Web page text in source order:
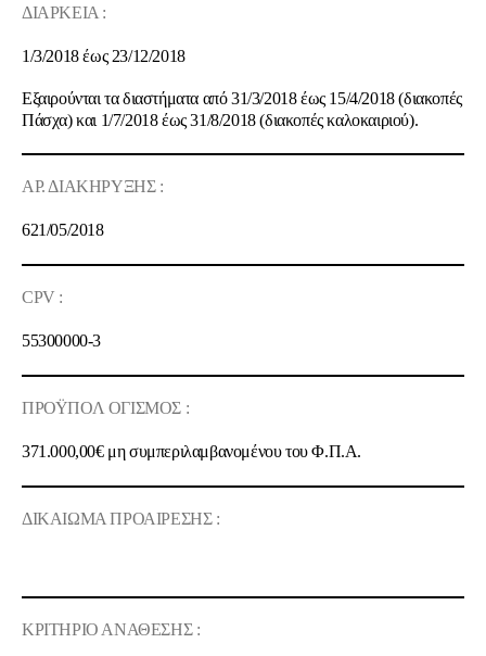
ΔΙΑΡΚΕΙΑ :
1/3/2018 έως 23/12/2018
Εξαιρούνται τα διαστήματα από 31/3/2018 έως 15/4/2018 (διακοπές
Πάσχα) και 1/7/2018 έως 31/8/2018 (διακοπές καλοκαιριού).
ΑΡ. ΔΙΑΚΗΡΥΞΗΣ :
621/05/2018
CPV :
55300000-3
ΠΡΟΫΠΟΛ ΟΓΙΣΜΟΣ :
371.000,00€ μη συμπεριλαμβανομένου του Φ.Π.Α.
ΔΙΚΑΙΩΜΑ ΠΡΟΑΙΡΕΣΗΣ :
ΚΡΙΤΗΡΙΟ ΑΝΑΘΕΣΗΣ :